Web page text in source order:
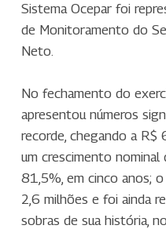
Sistema Ocepar foi
de Monitoramento do
Neto.
No fechamento do
apresentou números
recorde, chegando a R$
um crescimento nominal
81,5%, em cinco anos;
2,6 milhões e foi ainda
sobras de sua história,